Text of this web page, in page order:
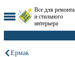
Все для ремонта
и стильного
интерьера
Ермак